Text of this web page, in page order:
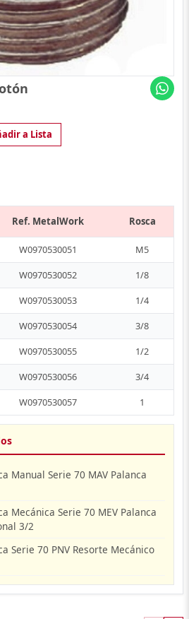
a Lista
Ref. MetalWork Rosca
W0970530051 M5
W0970530052 1/8
W0970530053 1/4
W0970530054 3/8
W0970530055 1/2
W0970530056 3/4
W0970530057 1
Manual Serie 70 MAV Palanca
Mecánica Serie 70 MEV Palanca
3/2
Serie 70 PNV Resorte Mecánico